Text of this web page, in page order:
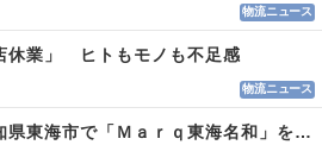
物流ニュース
休業」 ヒトもモノも不足感
物流ニュース
日本ＧＬＰ 愛知県東海市で「Ｍａｒｑ東海名和」を開発